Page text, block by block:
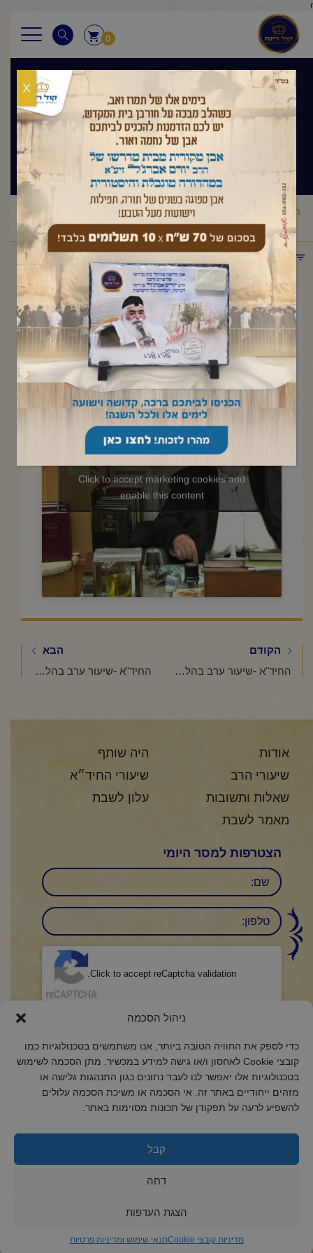
ניהול הסכמה
כדי לספק את החוויה הטובה ביותר, אנו משתמשים בטכנולוגיות כמו
קובצי Cookie לאחסון ו/או גישה למידע במכשיר. מתן הסכמה לשימוש
בטכנולוגיות אלו יאפשר לנו לעבד נתונים כגון התנהגות גלישה או
מזהים ייחודיים באתר זה. אי הסכמה או משיכת הסכמה עלולים
להשפיע לרעה על תפקודן של תכונות מסוימות באתר.
קבל
דחה
הצגת העדפות
מדיניות קובצי Cookie תנאי שימוש ומדיניות פרטיות
r
0
בגובה העיניים
הלכה ותניא יומי
ראשי בגובה העיניים הלכה ותניא יומי
החיד"א
-שיעור בתניא ובגובה העינים ה' אב תשפ"ה
תפריט קטגוריות
החיד"א -שיעור בתניא ובגובה
העינים ה' אב תשפ"ה
אוגוסט 4, 2025
Click to accept marketing cookies and
enable this content
הקודם
החיד"א -שיעור ערב בהלכה ובאגדה-אור לה' אב תשפ"ה
הבא
החיד"א -שיעור ערב בהלכה ובאגדה-אור לו' אב תשפ"ה
אודות
היה שותף
שיעורי הרב
שיעורי החיד״א
שאלות ותשובות
עלון לשבת
מאמר לשבת
הצטרפות למסר היומי
שם
טלפון:
Click to accept reCaptcha validation.
מדיניות קובצי Cookie
ד
X